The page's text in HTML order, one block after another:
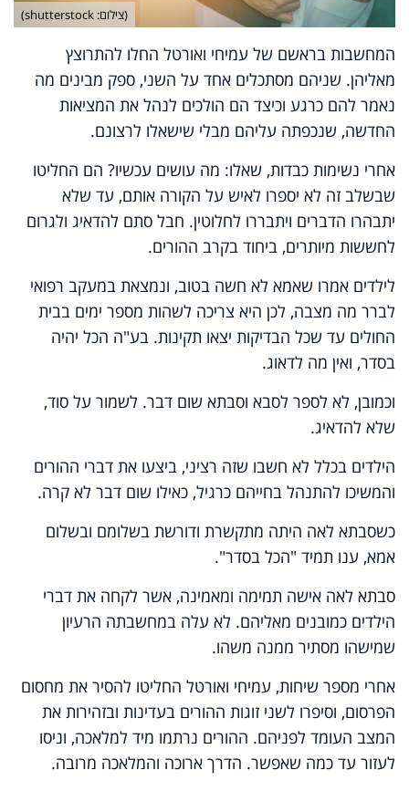
(צילום: shutterstock)
המחשבות בראשם של עמיחי ואורטל החלו להתרוצץ
מאליהן. שניהם מסתכלים אחד על השני, ספק מבינים מה
נאמר להם כרגע וכיצד הם הולכים לנהל את המציאות
החדשה, שנכפתה עליהם מבלי שישאלו לרצונם.
אחרי נשימות כבדות, שאלו: מה עושים עכשיו? הם החליטו
שבשלב זה לא יספרו לאיש על הקורה אותם, עד שלא
יתבהרו הדברים ויתבררו לחלוטין. חבל סתם להדאיג ולגרום
לחששות מיותרים, ביחוד בקרב ההורים.
לילדים אמרו שאמא לא חשה בטוב, ונמצאת במעקב רפואי
לברר מה מצבה, לכן היא צריכה לשהות מספר ימים בבית
החולים עד שכל הבדיקות יצאו תקינות. בע"ה הכל יהיה
בסדר, ואין מה לדאוג.
וכמובן, לא לספר לסבא וסבתא שום דבר. לשמור על סוד,
שלא להדאיג.
הילדים בכלל לא חשבו שזה רציני, ביצעו את דברי ההורים
והמשיכו להתנהל בחייהם כרגיל, כאילו שום דבר לא קרה.
כשסבתא לאה היתה מתקשרת ודורשת בשלומם ובשלום
אמא, ענו תמיד "הכל בסדר".
סבתא לאה אישה תמימה ומאמינה, אשר לקחה את דברי
הילדים כמובנים מאליהם. לא עלה במחשבתה הרעיון
שמישהו מסתיר ממנה משהו.
אחרי מספר שיחות, עמיחי ואורטל החליטו להסיר את מחסום
הפרסום, וסיפרו לשני זוגות ההורים בעדינות ובזהירות את
המצב העומד לפניהם. ההורים נרתמו מיד למלאכה, וניסו
לעזור עד כמה שאפשר. הדרך ארוכה והמלאכה מרובה.